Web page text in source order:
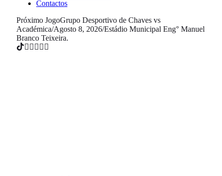
Contactos
Próximo JogoGrupo Desportivo de Chaves vs
Académica/Agosto 8, 2026/Estádio Municipal Eng° Manuel
Branco Teixeira.